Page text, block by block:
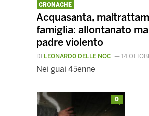
CRONACHE
Acquasanta,
famiglia: allontanato
padre violento
DI LEONARDO DELLE NOCI — 14
Nei guai 45enne
0